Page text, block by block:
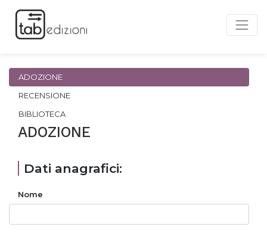
ADOZIONE
RECENSIONE
BIBLIOTECA
ADOZIONE
Dati anagrafici:
Nome